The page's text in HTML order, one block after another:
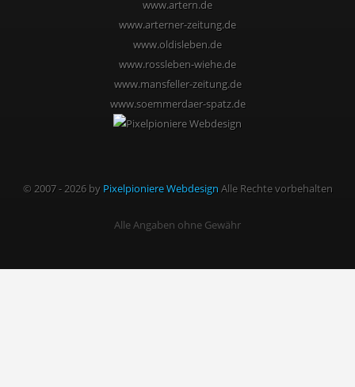
www.artern.de
www.arterner-zeitung.de
www.oldisleben.de
www.rossleben-wiehe.de
www.mansfeller-zeitung.de
www.soemmerdaer-spatz.de
© 2007 - 2026 by Pixelpioniere Webdesign Alle Rechte vorbehalten
Alle Angaben ohne Gewähr